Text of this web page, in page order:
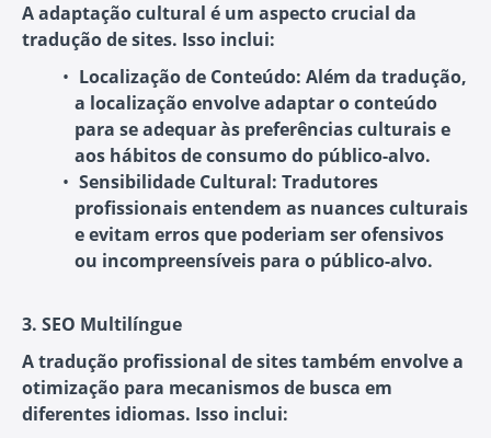
A adaptação cultural é um aspecto crucial da
tradução de sites. Isso inclui:
Localização de Conteúdo: Além da tradução,
a localização envolve adaptar o conteúdo
para se adequar às preferências culturais e
aos hábitos de consumo do público-alvo.
Sensibilidade Cultural: Tradutores
profissionais entendem as nuances culturais
e evitam erros que poderiam ser ofensivos
ou incompreensíveis para o público-alvo.
3. SEO Multilíngue
A tradução profissional de sites também envolve a
otimização para mecanismos de busca em
diferentes idiomas. Isso inclui: